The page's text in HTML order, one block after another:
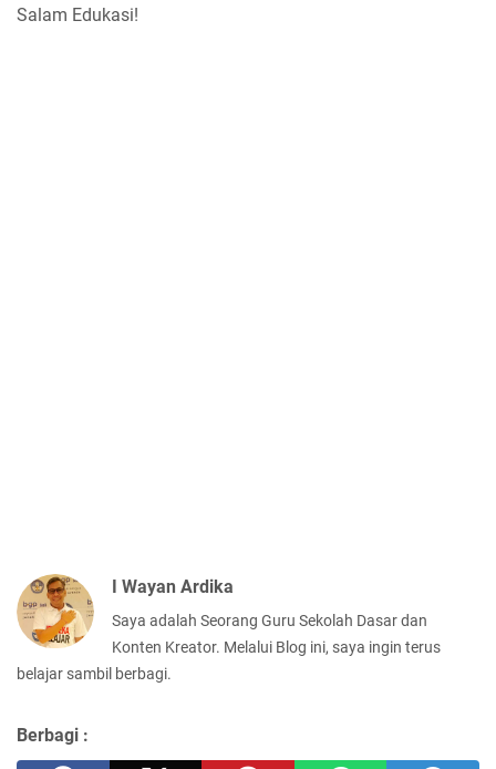
Salam Edukasi!
I Wayan Ardika
Saya adalah Seorang Guru Sekolah Dasar dan
Konten Kreator. Melalui Blog ini, saya ingin terus
belajar sambil berbagi.
Berbagi :